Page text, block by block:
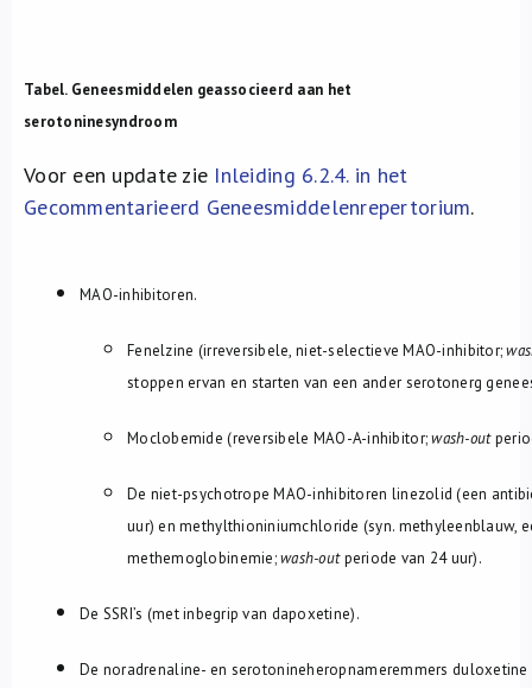
Tabel. Geneesmiddelen geassocieerd aan het
serotoninesyndroom
Voor een update zie Inleiding 6.2.4. in het
Gecommentarieerd Geneesmiddelenrepertorium.
MAO-inhibitoren.
Fenelzine (irreversibele, niet-selectieve MAO-inhibitor;
stoppen ervan en starten van een ander serotonerg
Moclobemide (reversibele MAO-A-inhibitor;wash-out
De niet-psychotrope MAO-inhibitoren linezolid (een
uur) en methylthioniniumchloride (syn. methyleenblauw,
methemoglobinemie;wash-outperiode van 24 uur).
De SSRI’s (met inbegrip van dapoxetine).
De noradrenaline- en serotonineheropnameremmers